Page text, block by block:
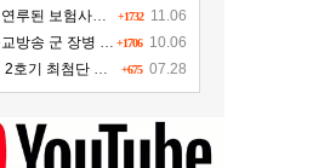
+1732 11.06
사기 그 후..뒤숭숭한 태백
+1706 10.06
송 군 장병 위문!!!
+675 07.28
교체, 연간 11여 억원 수익 추가 확보